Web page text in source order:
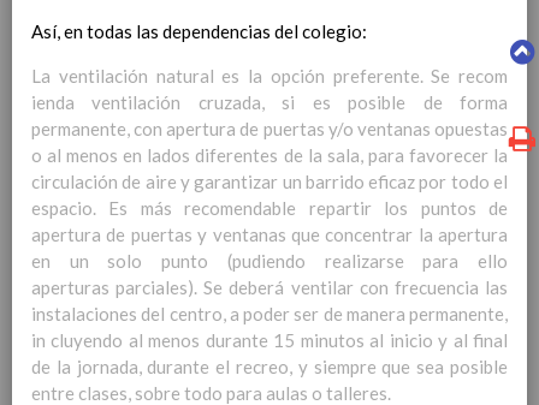
La entrada en vigor del Real Decreto 126/2014, de 28 de
febrero, por el que se establece el currículo básico de la
Educación Primaria, se ha hecho necesario la revisión y
adecuación de nuestro Plan de Centro a esta normativa, el cual
usted podrá consultar desde este sitio web.
Esperamos que sea de su interés.
Contenido
IntroducciÃ³n
AnÃ¡lisis del Contexto
Proyecto Educativo
Marco Normativo
Así, en todas las dependencias del colegio:
La ventilación natural es la opción preferente. Se recom
ienda ventilación cruzada, si es posible de forma
permanente, con apertura de puertas y/o ventanas opuestas
o al menos en lados diferentes de la sala, para favorecer la
circulación de aire y garantizar un barrido eficaz por todo el
espacio. Es más recomendable repartir los puntos de
apertura de puertas y ventanas que concentrar la apertura
en un solo punto (pudiendo realizarse para ello
aperturas parciales). Se deberá ventilar con frecuencia las
instalaciones del centro, a poder ser de manera permanente,
in cluyendo al menos durante 15 minutos al inicio y al final
de la jornada, durante el recreo, y siempre que sea posible
entre clases, sobre todo para aulas o talleres.